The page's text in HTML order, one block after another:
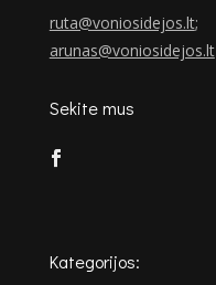
ruta@voniosidejos.lt;
arunas@voniosidejos.lt
Sekite mus
Kategorijos: